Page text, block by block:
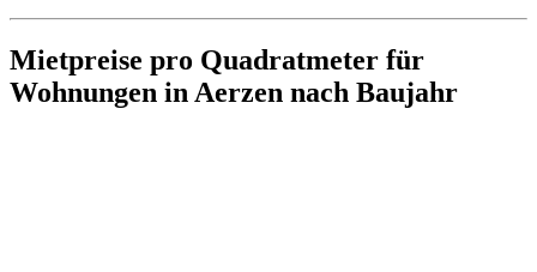
Mietpreise pro Quadratmeter für
Wohnungen in Aerzen nach Baujahr